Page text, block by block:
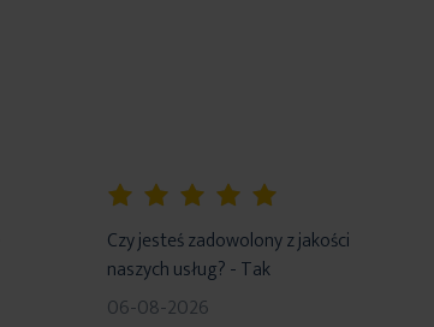
Czy jesteś zadowolony z jakości
naszych usług? - Tak
06-08-2026